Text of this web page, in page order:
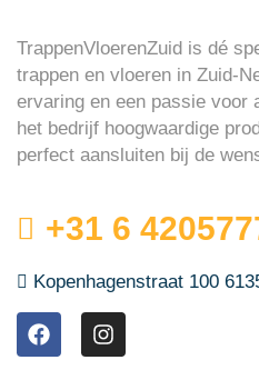
TrappenVloerenZuid is dé
trappen en vloeren in Zuid-
ervaring en een passie voor
het bedrijf hoogwaardige
perfect aansluiten bij de
+31 6
Kopenhagenstraat 100